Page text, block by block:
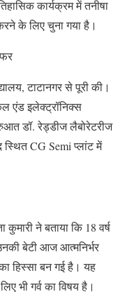
कार्यक्रम में तनीषा
के लिए चुना गया है।
टाटानगर से पूरी की।
एंड इलेक्ट्रॉनिक्स
डॉ. रेड्डीज लैबोरेटरीज
CG Semi प्लांट में
कुमारी ने बताया कि 18 वर्ष
बेटी आज आत्मनिर्भर
हिस्सा बन गई है। यह
भी गर्व का विषय है।